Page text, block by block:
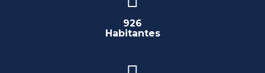
926
Habitantes